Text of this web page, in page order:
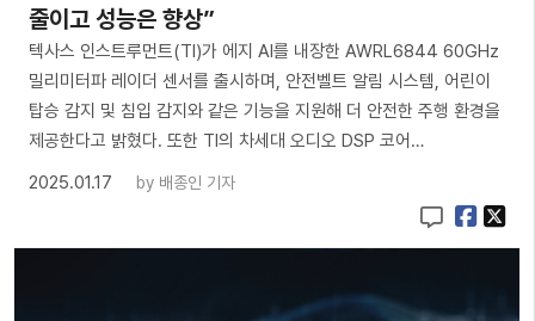
줄이고 성능은 향상”
텍사스 인스트루먼트(TI)가 에지 AI를 내장한 AWRL6844 60GHz
밀리미터파 레이더 센서를 출시하며, 안전벨트 알림 시스템, 어린이
탑승 감지 및 침입 감지와 같은 기능을 지원해 더 안전한 주행 환경을
제공한다고 밝혔다. 또한 TI의 차세대 오디오 DSP 코어…
2025.01.17
by 배종인 기자